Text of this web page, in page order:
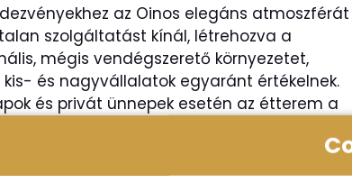
az Oinos elegáns atmoszférát
szolgáltatást kínál, létrehozva a
mégis vendégszerető környezetet,
és nagyvállalatok egyaránt értékelnek.
és privát ünnepek esetén az étterem a
illően alakul át, személyre szabott
amely minden rendezvényt egyedivé